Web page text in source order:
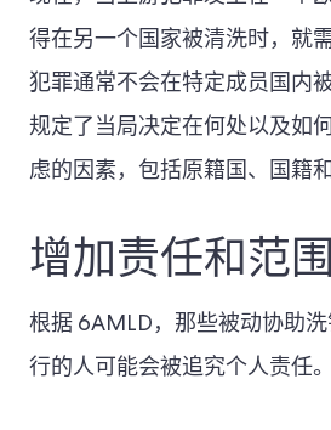
得在另一个国家被清洗时，就
犯罪通常不会在特定成员国内
规定了当局决定在何处以及如
虑的因素，包括原籍国、国籍
增加责任和范围
根据 6AMLD，那些被动协助
行的人可能会被追究个人责任。